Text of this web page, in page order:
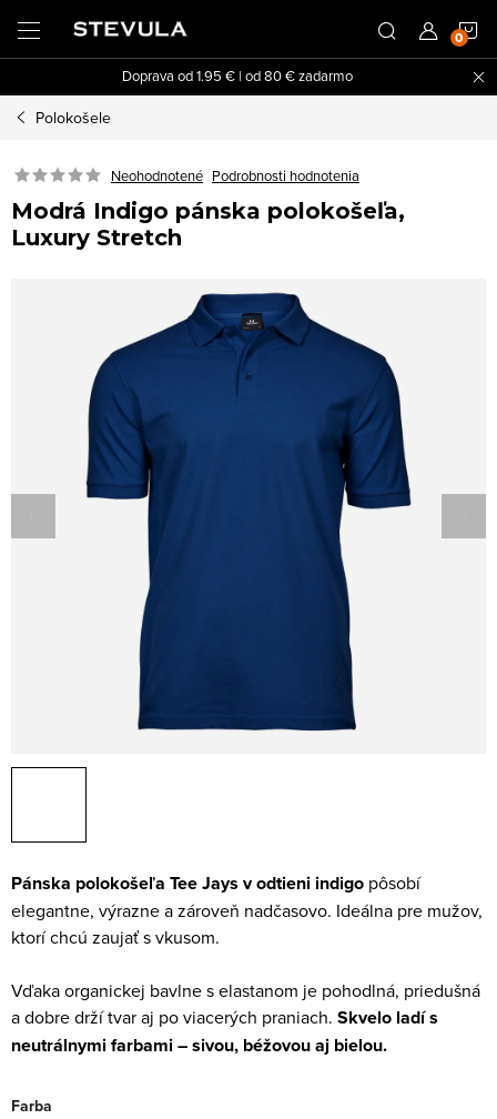
obsah
Doprava od 1.95 € | od 80 € zadarmo
Polokošele
Neohodnotené Podrobnosti hodnotenia
Modrá Indigo pánska polokošeľa,
Luxury Stretch
Pánska polokošeľa Tee Jays v odtieni indigo pôsobí
elegantne, výrazne a zároveň nadčasovo. Ideálna pre mužov,
ktorí chcú zaujať s vkusom.
Vďaka organickej bavlne s elastanom je pohodlná, priedušná
a dobre drží tvar aj po viacerých praniach. Skvelo ladí s
neutrálnymi farbami – sivou, béžovou aj bielou.
Farba